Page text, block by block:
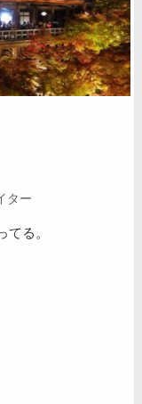
ター
る。